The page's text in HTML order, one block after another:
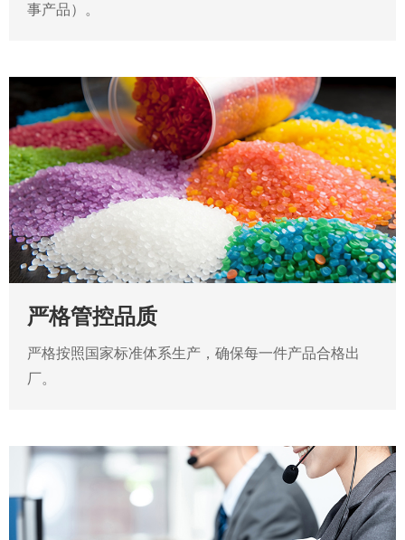
事产品）。
严格管控品质
严格按照国家标准体系生产，确保每一件产品合格出
厂。